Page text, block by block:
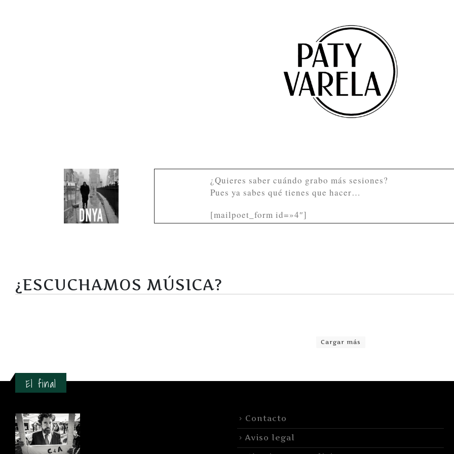
¿Quieres saber cuándo grabo más sesiones?
Pues ya sabes qué tienes que hacer…
[mailpoet_form id=»4″]
¿ESCUCHAMOS MÚSICA?
Cargar más
El final
Contacto
Aviso legal